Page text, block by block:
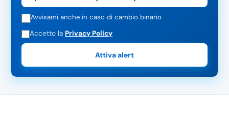
Avvisami anche in caso di cambio binario
Accetto la Privacy Policy
Attiva alert